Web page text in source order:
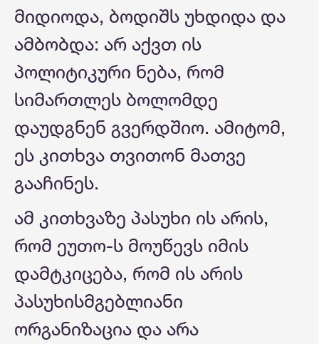
მიდიოდა, ბოდიშს უხდიდა და
ამბობდა: არ აქვთ ის
პოლიტიკური ნება, რომ
სიმართლეს ბოლომდე
დაუდგნენ გვერდშიო. ამიტომ,
ეს კითხვა თვითონ მათვე
გააჩინეს.
ამ კითხვაზე პასუხი ის არის,
რომ ეუთო-ს მოუწევს იმის
დამტკიცება, რომ ის არის
პასუხისმგებლიანი
ორგანიზაცია და არა